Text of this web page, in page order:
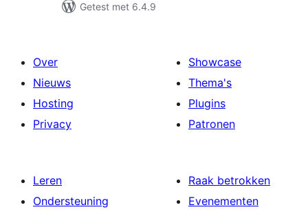
Getest met 6.4.9
Over
Nieuws
Hosting
Privacy
Showcase
Thema's
Plugins
Patronen
Leren
Ondersteuning
Raak betrokken
Evenementen